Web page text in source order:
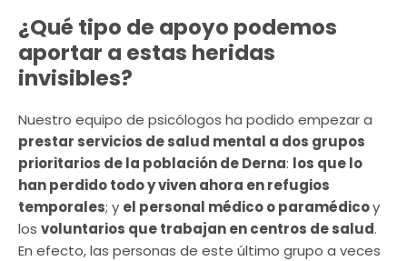
¿Qué tipo de apoyo podemos
aportar a estas heridas
invisibles?
Nuestro equipo de psicólogos ha podido empezar a
prestar servicios de salud mental a dos grupos
prioritarios de la población de Derna: los que lo
han perdido todo y viven ahora en refugios
temporales; y el personal médico o paramédicoy
los voluntarios que trabajan en centros de salud.
En efecto, las personas de este último grupo a veces